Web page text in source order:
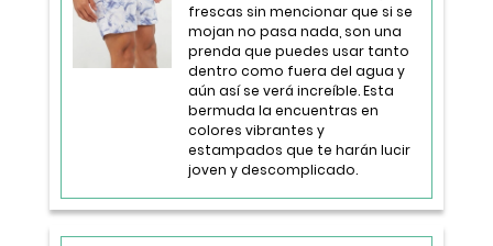
frescas sin mencionar que si se
mojan no pasa nada, son una
prenda que puedes usar tanto
dentro como fuera del agua y
aún así se verá increíble. Esta
bermuda la encuentras en
colores vibrantes y
estampados que te harán lucir
joven y descomplicado.